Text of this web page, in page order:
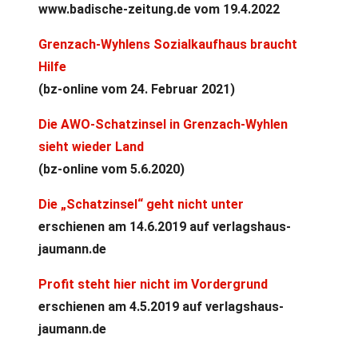
www.badische-zeitung.de vom 19.4.2022
Grenzach-Wyhlens Sozialkaufhaus braucht
Hilfe
(bz-online vom 24. Februar 2021)
Die AWO-Schatzinsel in Grenzach-Wyhlen
sieht wieder Land
(bz-online vom 5.6.2020)
Die „Schatzinsel“ geht nicht unter
erschienen am 14.6.2019 auf verlagshaus-
jaumann.de
Profit steht hier nicht im Vordergrund
erschienen am 4.5.2019 auf verlagshaus-
jaumann.de